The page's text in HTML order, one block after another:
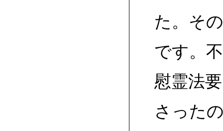
た。そ
です。
慰霊法
さった